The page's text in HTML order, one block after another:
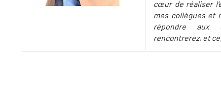
cœur de réaliser
mes collègues et
répondre aux
rencontrerez, et